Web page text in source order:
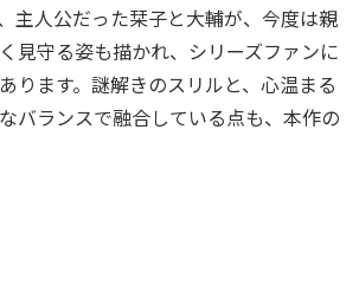
主人公だった栞子と大輔が、今度は親
見守る姿も描かれ、シリーズファンに
ります。謎解きのスリルと、心温まる
バランスで融合している点も、本作の